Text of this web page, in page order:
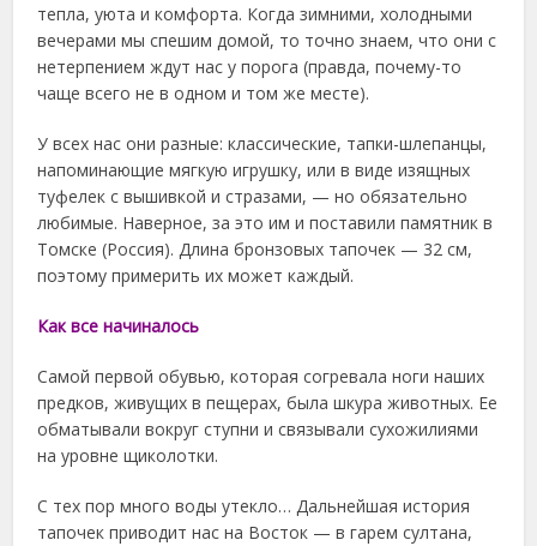
тепла, уюта и комфорта. Когда зимними, холодными
вечерами мы спешим домой, то точно знаем, что они с
нетерпением ждут нас у порога (правда, почему-то
чаще всего не в одном и том же месте).
У всех нас они разные: классические, тапки-шлепанцы,
напоминающие мягкую игрушку, или в виде изящных
туфелек с вышивкой и стразами, — но обязательно
любимые. Наверное, за это им и поставили памятник в
Томске (Россия). Длина бронзовых тапочек — 32 см,
поэтому примерить их может каждый.
Как все начиналось
Самой первой обувью, которая согревала ноги наших
предков, живущих в пещерах, была шкура животных. Ее
обматывали вокруг ступни и связывали сухожилиями
на уровне щиколотки.
С тех пор много воды утекло… Дальнейшая история
тапочек приводит нас на Восток — в гарем султана,